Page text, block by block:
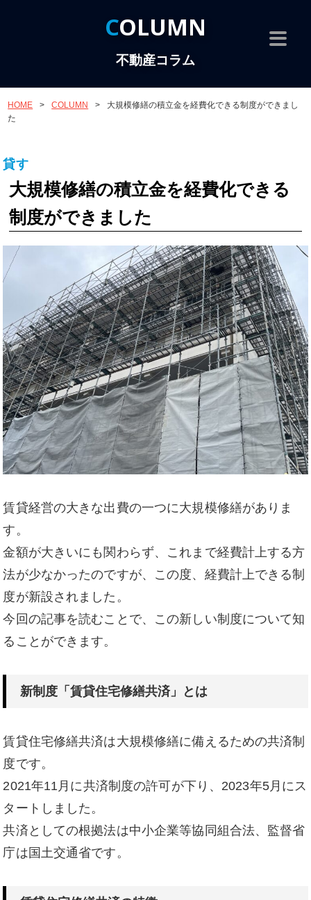
COLUMN
不動産コラム
HOME > COLUMN >
大規模修繕の積立金を経費化できる制度ができまし
た
貸す
大規模修繕の積立金を経費化できる
制度ができました
賃貸経営の大きな出費の一つに大規模修繕がありま
す。
金額が大きいにも関わらず、これまで経費計上する方
法が少なかったのですが、この度、経費計上できる制
度が新設されました。
今回の記事を読むことで、この新しい制度について知
ることができます。
新制度「賃貸住宅修繕共済」とは
賃貸住宅修繕共済は大規模修繕に備えるための共済制
度です。
2021年11月に共済制度の許可が下り、2023年5月にス
タートしました。
共済としての根拠法は中小企業等協同組合法​、監督省
庁は国土交通省です。